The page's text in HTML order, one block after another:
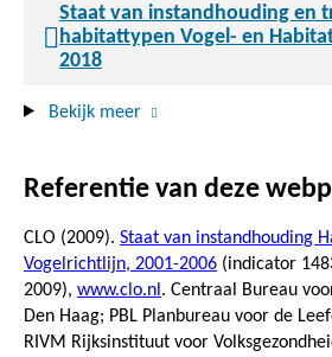
Staat van instandhouding en
habitattypen Vogel- en
2018
Bekijk meer
Referentie van deze
CLO (2009). Staat van instandhouding
Vogelrichtlijn, 2001-2006 (indicator
2009), www.clo.nl . Centraal Bureau
Den Haag; PBL Planbureau voor de
RIVM Rijksinstituut voor